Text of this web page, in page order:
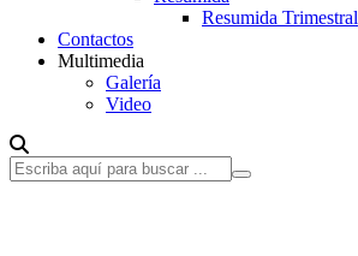
Resumida Trimestral
Contactos
Multimedia
Galería
Video